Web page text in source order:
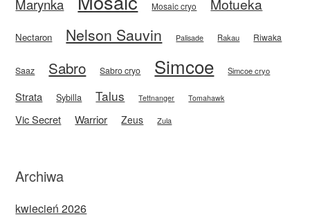
Marynka Mosaic cryo
Nectaron Nelson Sauvin Palisade Rakau Riwaka
Saaz Sabro Sabro cryo Simcoe Simcoe cryo
Strata Sybilla Talus Tettnanger Tomahawk
Vic Secret Warrior Zeus Zula
Archiwa
kwiecień 2026